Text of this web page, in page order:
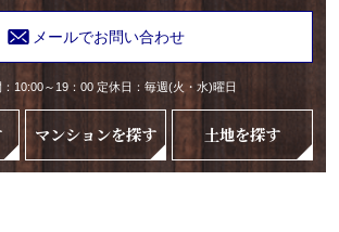
メールでお問い合わせ
10:00～19：00 定休日：毎週(火・水)曜日
マンションを探す 土地を探す